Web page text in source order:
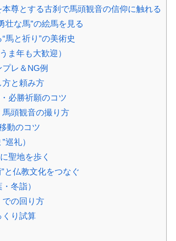
尊とする古刹で馬頭観音の信仰に触れる
壮な馬”の絵馬を見る
馬と祈り”の美術史
ま年も大歓迎）
レ＆NG例
と頼み方
必勝祈願のコツ
頭観音の撮り方
動のコツ
礼）
聖地を歩く
と仏教文化をつなぐ
冬詣）
の回り方
くり試算